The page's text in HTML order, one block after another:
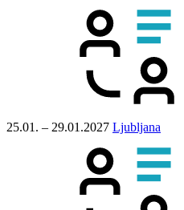
25.01. – 29.01.2027 Ljubljana